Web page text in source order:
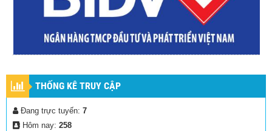
THỐNG KÊ TRUY CẬP
Đang trực tuyến: 7
Hôm nay: 258